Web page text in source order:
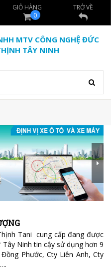
GIỎ HÀNG
0
TRỞ VỀ
MTV CÔNG NGHỆ ĐỨC
TÂY NINH
Tani cung cấp đang được
Ninh tin cậy sử dụng hơn 9
Phước, Cty Liên Anh, Cty